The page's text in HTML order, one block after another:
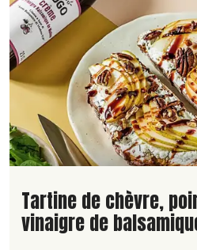
Lire la suite de la
Tartine de chèvre,
vinaigre de